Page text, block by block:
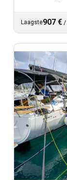
Laagste907 € /